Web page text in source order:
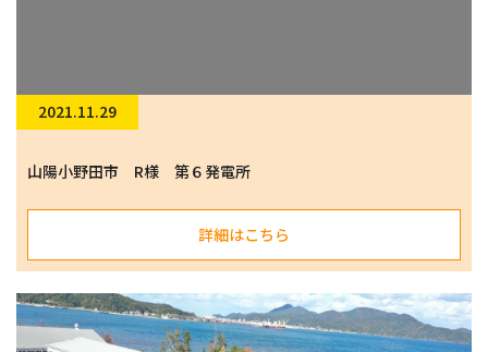
2021.11.29
山陽小野田市 R様 第６発電所
詳細はこちら